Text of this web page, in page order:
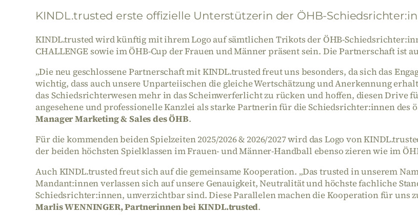
KINDL.trusted erste offizielle Unterstützerin der ÖHB-
KINDL.trusted wird künftig mit ihrem Logo auf sämtlichen Trikots der ÖHB-
CHALLENGE sowie im ÖHB-Cup der Frauen und Männer präsent sein. Die Partnerschaft ist
„Die neu geschlossene Partnerschaft mit KINDL.trusted freut uns besonders, da sich das
wichtig, dass auch unsere Unparteiischen die gleiche Wertschätzung und Anerkennung
das Schiedsrichterwesen mehr in das Scheinwerferlicht zu rücken und hoffen, diesen
angesehene und professionelle Kanzlei als starke Partnerin für die Schiedsrichter:innen
Manager Marketing & Sales des ÖHB.
Für die kommenden beiden Spielzeiten 2025/2026 & 2026/2027 wird das Logo von
der beiden höchsten Spielklassen im Frauen- und Männer-Handball ebenso zieren wie im
Auch KINDL.trusted freut sich auf die gemeinsame Kooperation. „Das trusted in unserem
Mandant:innen verlassen sich auf unsere Genauigkeit, Neutralität und höchste fachliche
Schiedsrichter:innen, unverzichtbar sind. Diese Parallelen machen die Kooperation für uns
Marlis WENNINGER, Partnerinnen bei KINDL.trusted.